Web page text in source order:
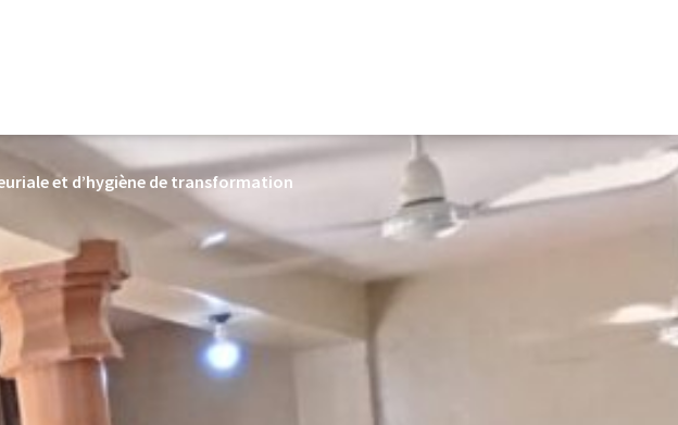
et d’hygiène de transformation